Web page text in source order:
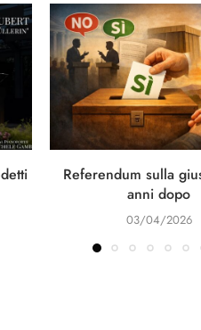
Referendum sulla
anni dopo
03/04/2026